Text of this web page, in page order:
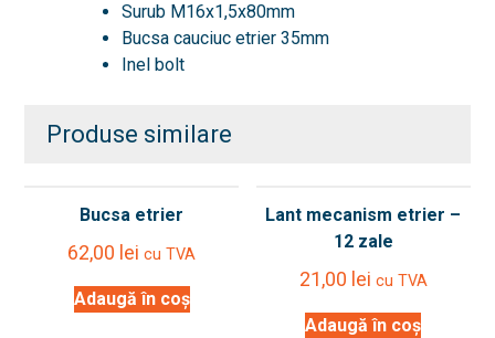
Surub M16x1,5x80mm
Bucsa cauciuc etrier 35mm
Inel bolt
Produse similare
Bucsa etrier
62,00 lei cu TVA
Adaugă în coș
Lant mecanism etrier –
12 zale
21,00 lei cu TVA
Adaugă în coș